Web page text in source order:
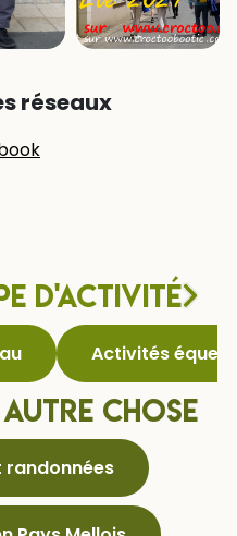
réseaux
d'activité
Activités
chose
randonnées